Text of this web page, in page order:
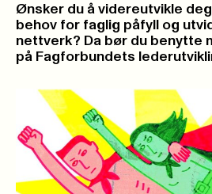
Ønsker du å videreutvikle
behov for faglig påfyll og
nettverk? Da bør du benytte
på Fagforbundets